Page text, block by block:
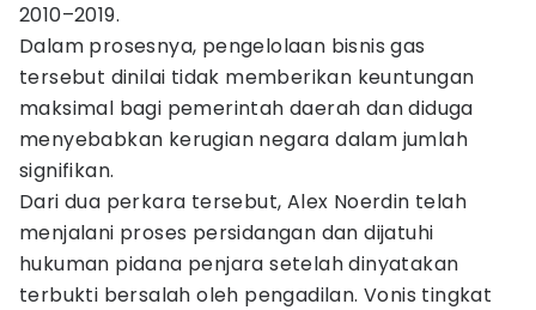
2010–2019.
Dalam prosesnya, pengelolaan bisnis gas
tersebut dinilai tidak memberikan keuntungan
maksimal bagi pemerintah daerah dan diduga
menyebabkan kerugian negara dalam jumlah
signifikan.
Dari dua perkara tersebut, Alex Noerdin telah
menjalani proses persidangan dan dijatuhi
hukuman pidana penjara setelah dinyatakan
terbukti bersalah oleh pengadilan. Vonis tingkat